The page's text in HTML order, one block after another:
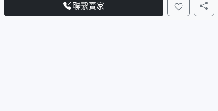
聯繫賣家
刊登方案